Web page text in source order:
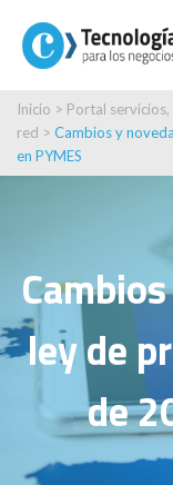
Inicio > Portal
red > Cambios y
en PYMES
ley de
de